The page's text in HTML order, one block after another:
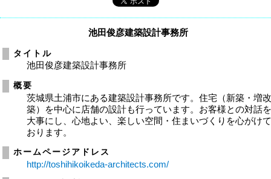
池田俊彦建築設計事務所
タイトル
池田俊彦建築設計事務所
概要
茨城県土浦市にある建築設計事務所です。住宅（新築・増
築）を中心に店舗の設計も行っています。お客様との対話
大事にし、心地よい、楽しい空間・住まいづくりを心がけ
おります。
ホームページアドレス
http://toshihikoikeda-architects.com/